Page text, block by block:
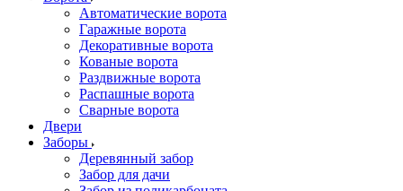
Автоматические ворота
Гаражные ворота
Декоративные ворота
Кованые ворота
Раздвижные ворота
Распашные ворота
Сварные ворота
Двери
Заборы
Деревянный забор
Забор для дачи